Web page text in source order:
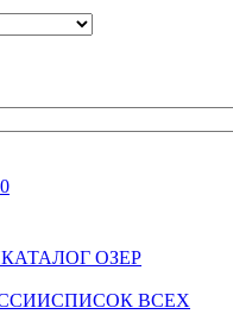
КАТАЛОГ ОЗЕР
СПИСОК ВСЕХ